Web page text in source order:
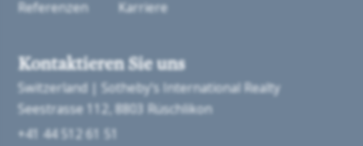
Referenzen
Karriere
Kontaktieren Sie uns
Switzerland | Sotheby’s International Realty
Seestrasse 112 8803 Rüschlikon
+41 44 512 61 51